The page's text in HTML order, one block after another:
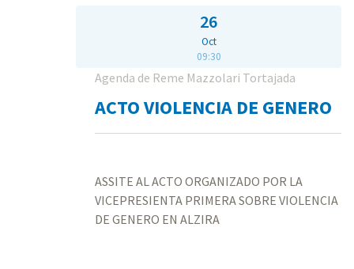
26
Oct
09:30
Agenda de Reme Mazzolari Tortajada
ACTO VIOLENCIA DE GENERO
ASSITE AL ACTO ORGANIZADO POR LA
VICEPRESIENTA PRIMERA SOBRE VIOLENCIA
DE GENERO EN ALZIRA